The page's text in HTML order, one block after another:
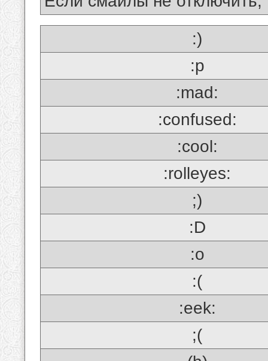
:)
:p
:mad:
:confused:
:cool:
:rolleyes:
;)
:D
:o
:(
:eek:
;(